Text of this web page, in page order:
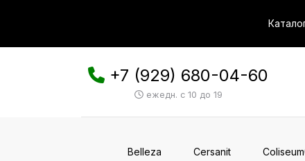
+7 (929) 680-04-60
ежедн. с 10 до 19
Belleza Cersanit